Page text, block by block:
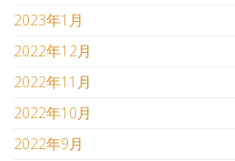
2023年1月
2022年12月
2022年11月
2022年10月
2022年9月